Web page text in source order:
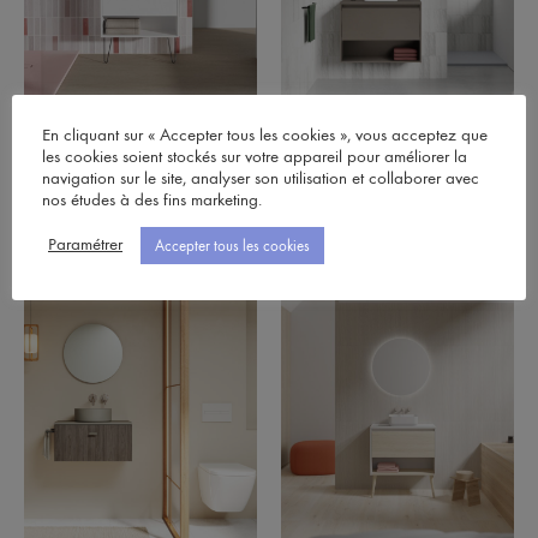
Yoko Top
À partir de: 680,00€
Niwa Top
À partir de:646,00€
En cliquant sur « Accepter tous les cookies », vous acceptez que
les cookies soient stockés sur votre appareil pour améliorer la
navigation sur le site, analyser son utilisation et collaborer avec
nos études à des fins marketing.
Paramétrer Accepter tous les cookies